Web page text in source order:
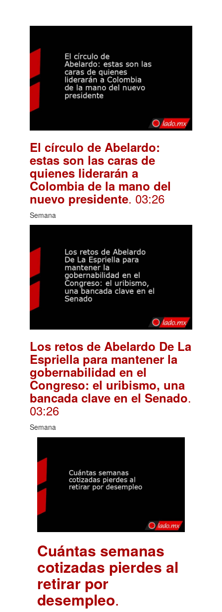
El círculo de Abelardo:
estas son las caras de
quienes liderarán a
Colombia de la mano del
nuevo presidente. 03:26
Semana
Los retos de Abelardo De La
Espriella para mantener la
gobernabilidad en el
Congreso: el uribismo, una
bancada clave en el Senado.
03:26
Semana
Cuántas semanas
cotizadas pierdes al
retirar por
desempleo.